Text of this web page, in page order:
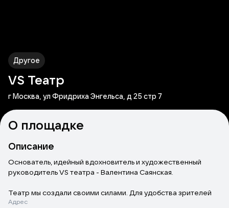
Другое
VS Театр
г Москва, ул Фридриха Энгельса, д 25 стр 7
О площадке
Описание
Основатель, идейный вдохновитель и художественный
руководитель VS театра - Валентина Саянская.
Театр мы создали своими силами. Для удобства зрителей
мы выбрали здание в пятиминутной доступности от метро. В
Адрес